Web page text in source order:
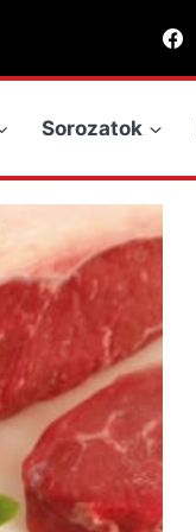
Sorozatok